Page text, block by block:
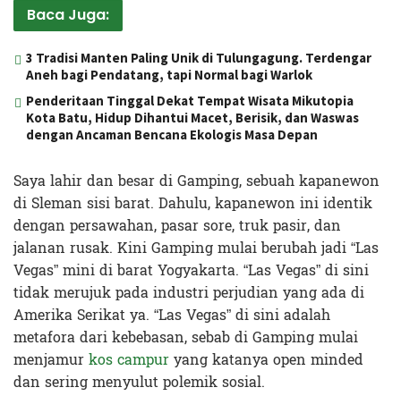
Baca Juga:
3 Tradisi Manten Paling Unik di Tulungagung. Terdengar
Aneh bagi Pendatang, tapi Normal bagi Warlok
Penderitaan Tinggal Dekat Tempat Wisata Mikutopia
Kota Batu, Hidup Dihantui Macet, Berisik, dan Waswas
dengan Ancaman Bencana Ekologis Masa Depan
Saya lahir dan besar di Gamping, sebuah kapanewon
di Sleman sisi barat. Dahulu, kapanewon ini identik
dengan persawahan, pasar sore, truk pasir, dan
jalanan rusak. Kini Gamping mulai berubah jadi “Las
Vegas” mini di barat Yogyakarta. “Las Vegas” di sini
tidak merujuk pada industri perjudian yang ada di
Amerika Serikat ya. “Las Vegas” di sini adalah
metafora dari kebebasan, sebab di Gamping mulai
menjamurkos campuryang katanya open minded
dan sering menyulut polemik sosial.